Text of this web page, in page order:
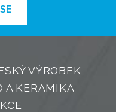
VÝROBEK
A KERAMIKA